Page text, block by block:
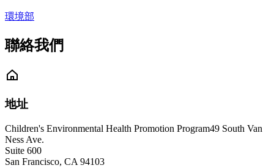
環境部
聯絡我們
地址
Children's Environmental Health Promotion Program49 South Van
Ness Ave.
Suite 600
San Francisco, CA 94103